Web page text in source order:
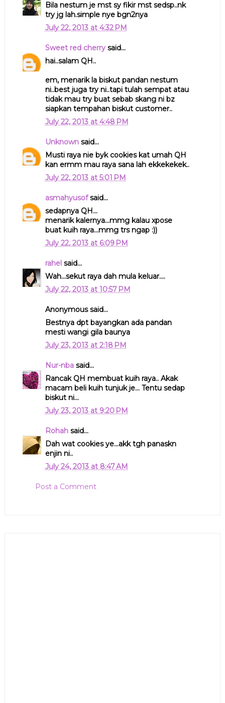
Bila nestum je mst sy fikir mst sedsp..nk
try jg lah.simple nye bgn2nya
July 22, 2013 at 4:32 PM
Sweet red cherrysaid...
hai..salam QH..
em, menarik la biskut pandan nestum
ni..best juga try ni..tapi tulah sempat atau
tidak mau try buat sebab skang ni bz
siapkan tempahan biskut customer..
July 22, 2013 at 4:48 PM
Unknownsaid...
Musti raya nie byk cookies kat umah QH
kan ermm mau raya sana lah ekkekekek..
July 22, 2013 at 5:01 PM
asmahyusofsaid...
sedapnya QH...
menarik kalernya...mmg kalau xpose
buat kuih raya...mmg trs ngap :))
July 22, 2013 at 6:09 PM
rahel said...
Wah...sekut raya dah mula keluar....
July 22, 2013 at 10:57 PM
Anonymous said...
Bestnya dpt bayangkan ada pandan
mesti wangi gila baunya
July 23, 2013 at 2:18 PM
Nur-nbasaid...
Rancak QH membuat kuih raya.. Akak
macam beli kuih tunjuk je... Tentu sedap
biskut ni...
July 23, 2013 at 9:20 PM
Rohahsaid...
Dah wat cookies ye...akk tgh panaskn
enjin ni..
July 24, 2013 at 8:47 AM
Post a Comment